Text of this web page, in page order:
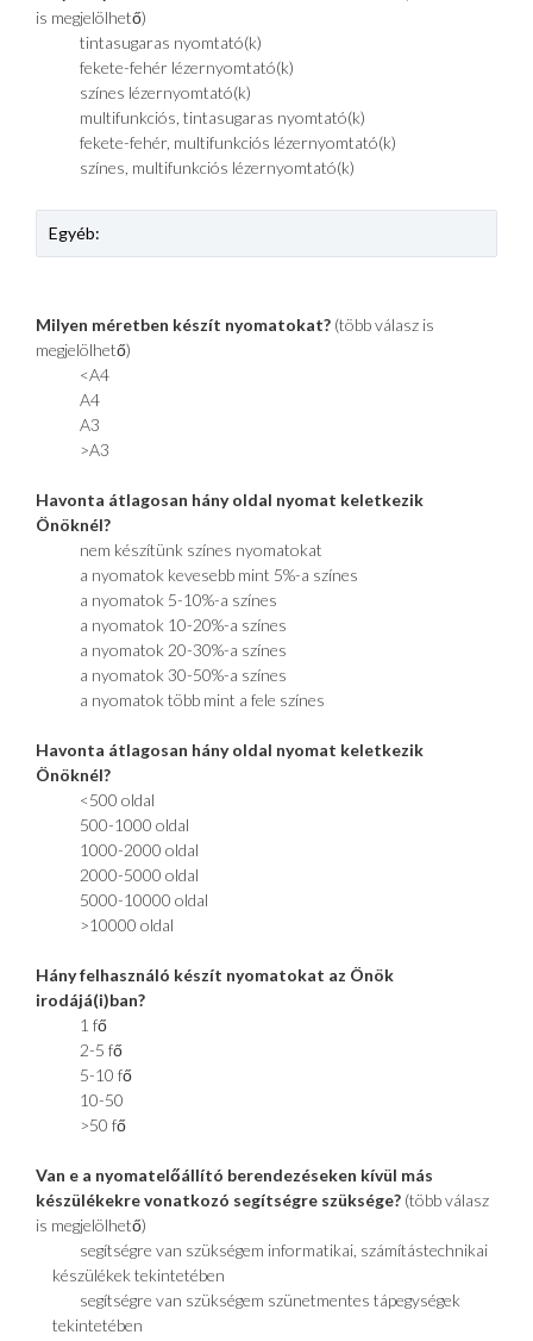
is megjelölhető)
tintasugaras nyomtató(k)
fekete-fehér lézernyomtató(k)
színes lézernyomtató(k)
multifunkciós, tintasugaras nyomtató(k)
fekete-fehér, multifunkciós lézernyomtató(k)
színes, multifunkciós lézernyomtató(k)
Milyen méretben készít nyomatokat? (több válasz is
megjelölhető)
<A4
A4
A3
>A3
Havonta átlagosan hány oldal nyomat keletkezik
Önöknél?
nem készítünk színes nyomatokat
a nyomatok kevesebb mint 5%-a színes
a nyomatok 5-10%-a színes
a nyomatok 10-20%-a színes
a nyomatok 20-30%-a színes
a nyomatok 30-50%-a színes
a nyomatok több mint a fele színes
Havonta átlagosan hány oldal nyomat keletkezik
Önöknél?
<500 oldal
500-1000 oldal
1000-2000 oldal
2000-5000 oldal
5000-10000 oldal
>10000 oldal
Hány felhasználó készít nyomatokat az Önök
irodájá(i)ban?
1 fő
2-5 fő
5-10 fő
10-50
>50 fő
Van e a nyomatelőállító berendezéseken kívül más
készülékekre vonatkozó segítségre szüksége? (több válasz
is megjelölhető)
segítségre van szükségem informatikai, számítástechnikai
készülékek tekintetében
segítségre van szükségem szünetmentes tápegységek
tekintetében